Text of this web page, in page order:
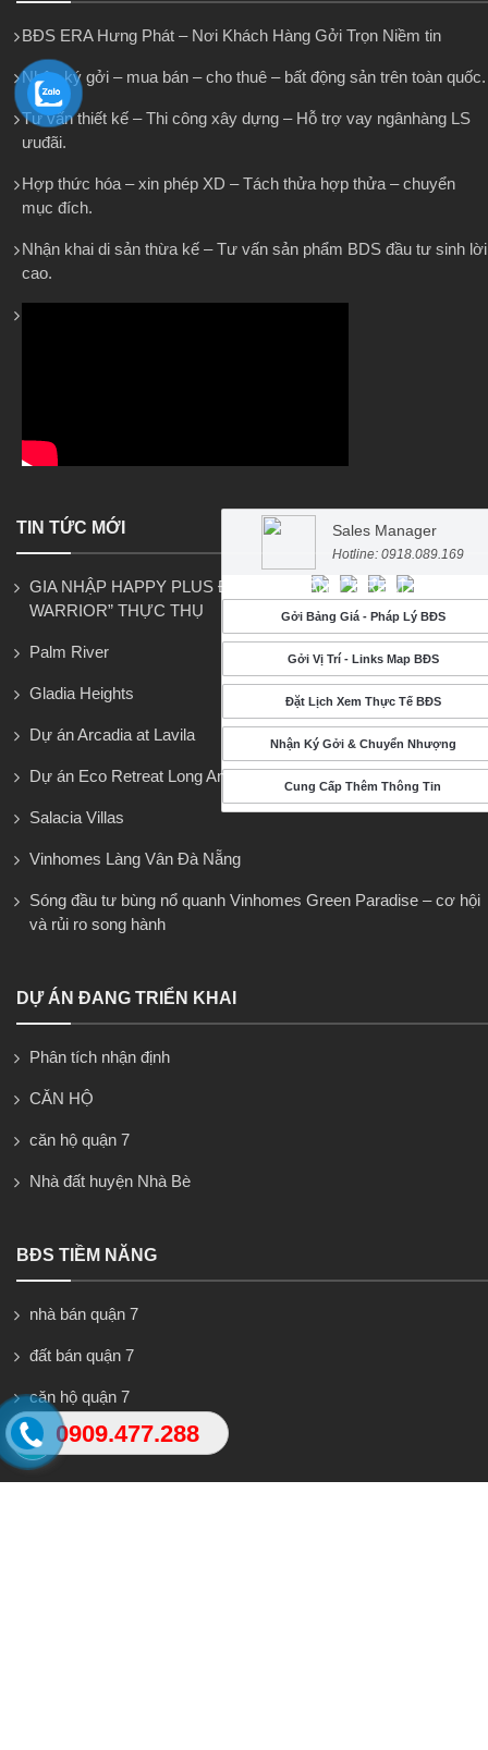
Sales Manager
Hotline: 0918.089.169
Gởi Bảng Giá - Pháp Lý BĐS
Gởi Vị Trí - Links Map BĐS
Đặt Lịch Xem Thực Tế BĐS
Nhận Ký Gởi & Chuyển Nhượng
Cung Cấp Thêm Thông Tin
BĐS ERA Hưng Phát – Nơi Khách Hàng Gởi Trọn Niềm tin
Nhận ký gởi – mua bán – cho thuê – bất động sản trên toàn quốc.
Tư vấn thiết kế – Thi công xây dựng – Hỗ trợ vay ngânhàng LS
ưuđãi.
Hợp thức hóa – xin phép XD – Tách thửa hợp thửa – chuyển
mục đích.
Nhận khai di sản thừa kế – Tư vấn sản phẩm BDS đầu tư sinh lời
cao.
TIN TỨC MỚI
GIA NHẬP HAPPY PLUS ĐỂ TRỞ THÀNH “GREAT
WARRIOR” THỰC THỤ
Palm River
Gladia Heights
Dự án Arcadia at Lavila
Dự án Eco Retreat Long An
Salacia Villas
Vinhomes Làng Vân Đà Nẵng
Sóng đầu tư bùng nổ quanh Vinhomes Green Paradise – cơ hội
và rủi ro song hành
DỰ ÁN ĐANG TRIỂN KHAI
Phân tích nhận định
CĂN HỘ
căn hộ quận 7
Nhà đất huyện Nhà Bè
BĐS TIỀM NĂNG
nhà bán quận 7
đất bán quận 7
căn hộ quận 7
0909.477.288